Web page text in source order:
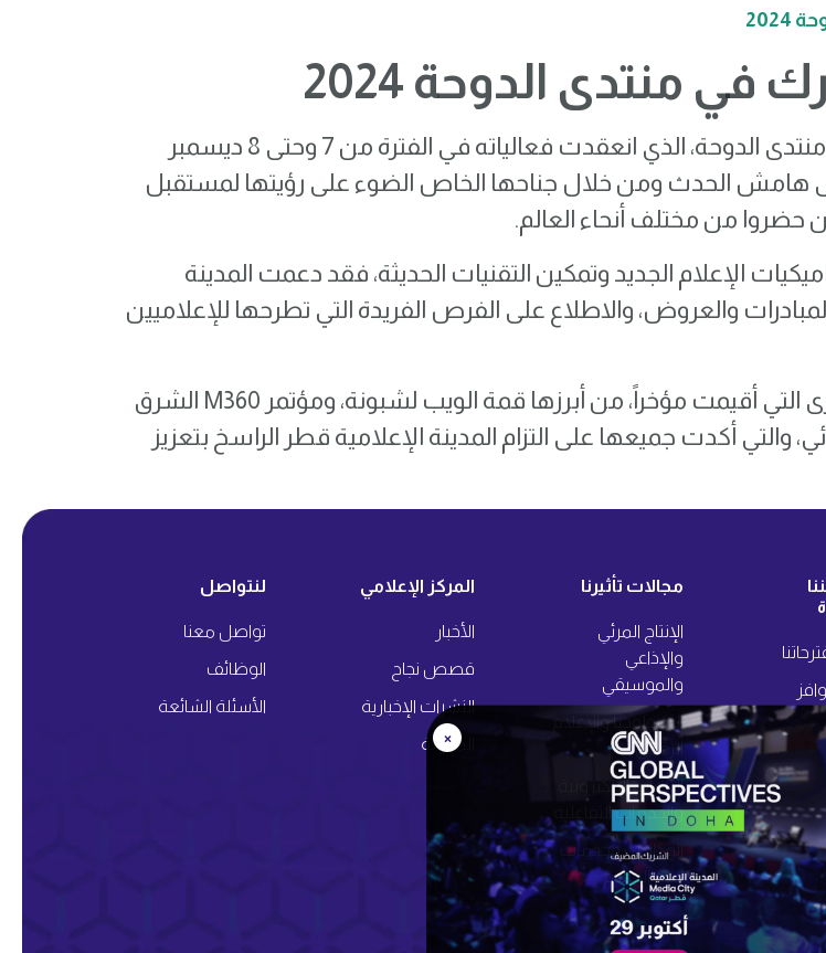
في منتدى الدوحة 2024
شاركت المدينة الإعلامية قطر في نسخة هذا العام من منتدى الدوحة، الذي انعقدت فعالياته في الفترة من 7 وحتى 8 ديسمبر
هامش الحدث ومن خلال جناحها الخاص الضوء على رؤيتها لمستقبل
حضروا من مختلف أنحاء العالم.
الإعلام الجديد وتمكين التقنيات الحديثة، فقد دعمت المدينة
والعروض، والاطلاع على الفرص الفريدة التي تطرحها للإعلاميين
تأتي هذه المشاركة في إطار سلسلة من الفعاليات الكبرى التي أقيمت مؤخراً، من أبرزها قمة الويب لشبونة، ومؤتمر M360 الشرق
والتي أكدت جميعها على التزام المدينة الإعلامية قطر الراسخ بتعزيز
مجالات تأثيرنا
الإنتاج المرئي
والإذاعي
والموسيقي
التكنولوجيا والإعلام
الرقمي
الألعاب الإلكترونية
والخدمات التفاعلية
الوكالات وخدمات
دعم الإعلام
المركز الإعلامي
الأخبار
قصص نجاح
النشرات الإخبارية
المدونة
لنتواصل
تواصل معنا
الوظائف
الأسئلة الشائعة
×